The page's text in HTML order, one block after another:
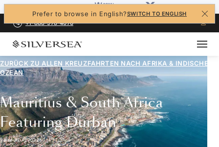
Prefer to browse in English?SWITCH TO ENGLISH
+1-888-978-4070
ZURÜCK ZU ALLEN KREUZFAHRTEN NACH AFRIKA & INDISCHER
OZEAN
Mauritius & South Africa
Featuring Durban
Reise#DA270328014